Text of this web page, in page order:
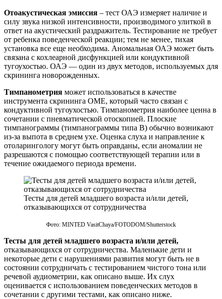
Отоакустическая эмиссия – тест ОАЭ измеряет наличие и
силу звука низкой интенсивности, производимого улиткой в ​​
ответ на акустический раздражитель. Тестирование не требует
от ребенка поведенческой реакции; тем не менее, тихая
установка все еще необходима. Аномальная ОАЭ может быть
связана с кохлеарной дисфункцией или кондуктивной
тугоухостью. ОАЭ — один из двух методов, используемых для
скрининга новорожденных.
Тимпанометрия может использоваться в качестве
инструмента скрининга OME, который часто связан с
кондуктивной тугоухостью. Тимпанометрия наиболее ценна в
сочетании с пневматической отоскопией. Плоские
тимпанограммы (тимпанограммы типа В) обычно возникают
из-за выпота в среднем ухе. Оценка слуха и направление к
отоларингологу могут быть оправданы, если аномалии не
разрешаются с помощью соответствующей терапии или в
течение ожидаемого периода времени.
Тесты для детей младшего возраста и/или детей,
отказывающихся от сотрудничества
Фото: MINTED VasitChaya/FOTODOM/Shutterstoсk
Тесты для детей младшего возраста и/или детей,
отказывающихся от сотрудничества. Маленькие дети и
некоторые дети с нарушениями развития могут быть не в
состоянии сотрудничать с тестированием чистого тона или
речевой аудиометрии, как описано выше. Их слух
оценивается с использованием поведенческих методов в
сочетании с другими тестами, как описано ниже.